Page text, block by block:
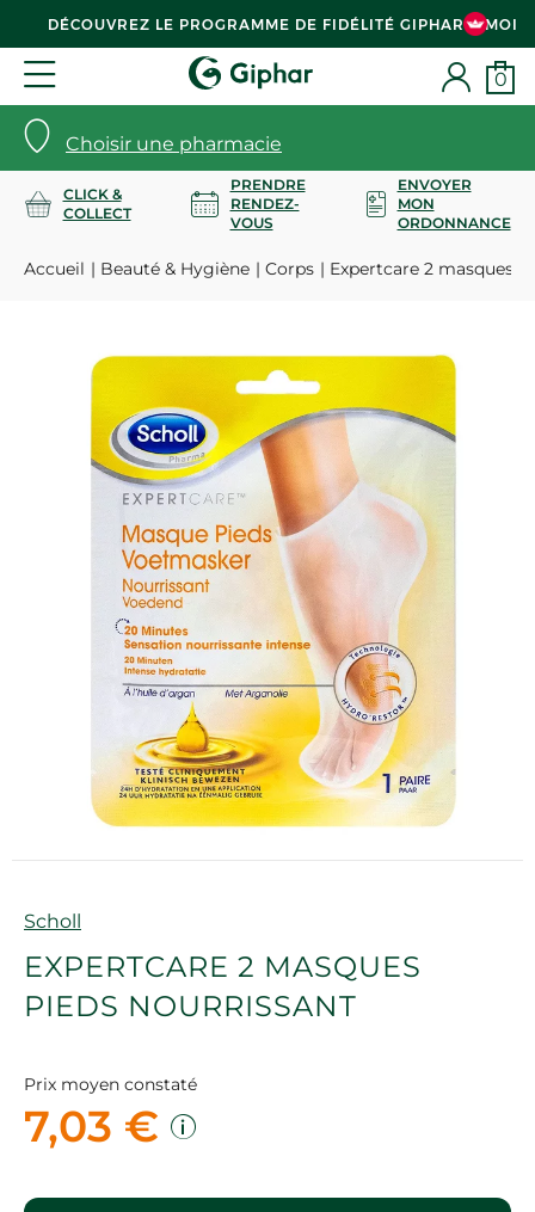
DÉCOUVREZ LE PROGRAMME DE FIDÉLITÉ GIPHAR & MOI
Choisir une pharmacie
0
CLICK &
COLLECT
PRENDRE
RENDEZ-
VOUS
ENVOYER
MON
ORDONNANCE
Accueil Beauté & Hygiène Corps Expertcare 2 masques
Marque
Scholl
EXPERTCARE 2 MASQUES
PIEDS NOURRISSANT
Prix moyen constaté
7,03 €